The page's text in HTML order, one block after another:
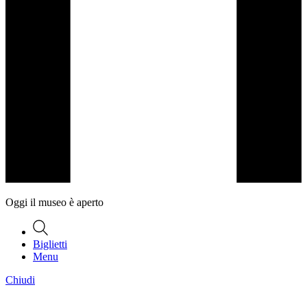
Oggi il museo è aperto
Biglietti
Menu
Chiudi